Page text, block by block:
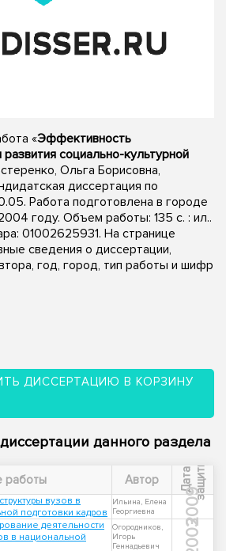
«Эффективность
социально-культурной
Ольга Борисовна,
диссертация по
Работа подготовлена в городе
году. Объем работы: 135 с. : ил..
01002625931. На странице
сведения о диссертации,
год, город, тип работы и шифр
ДИССЕРТАЦИЮ В КОРЗИНУ
данного раздела
работы Автор Д
а
т
а
з
а
щ
и
ты
вузов в
подготовки кадров
Ильина, Елена
Георгиевна
2009
деятельности
в национальной
Огородников,
Игорь
Геннадьевич
2003